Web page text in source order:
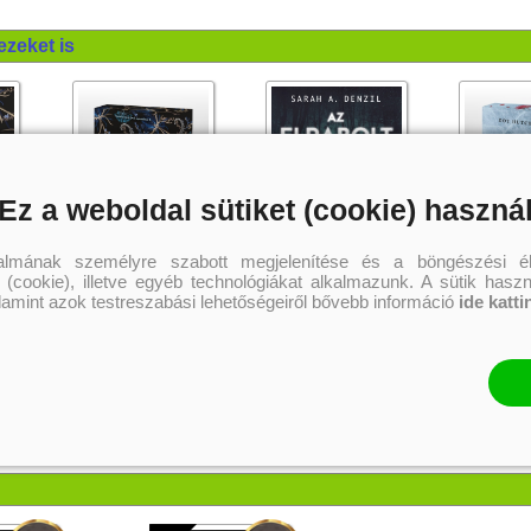
is
-
Escaping From Houdini -
Az elrabolt lány (A néma
Május
Online ár:5
Ez a weboldal sütiket (cookie)
személyre szabott megjelenítése és a böngészési
illetve egyéb technológiákat alkalmazunk. A sütik
azok testreszabási lehetőségeiről bővebb információ ide